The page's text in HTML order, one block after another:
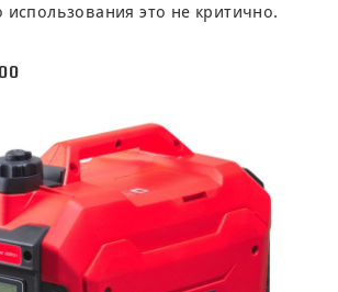
использования это не критично.